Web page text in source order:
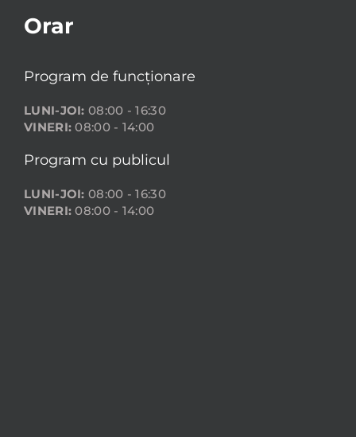
Orar
Program de funcționare
LUNI-JOI: 08:00 - 16:30
VINERI: 08:00 - 14:00
Program cu publicul
LUNI-JOI: 08:00 - 16:30
VINERI: 08:00 - 14:00